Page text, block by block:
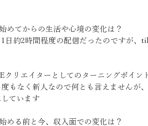
めてからの生活や心境の変化は？
日約2時間程度の配信だったのですが、
クリエイターとしてのターニングポイン
もなく新人なので何とも言えませんが
ています
める前と今、収入面での変化は？